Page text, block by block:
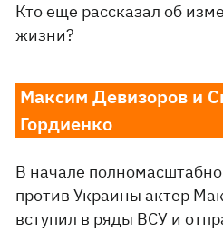
Кто еще рассказал об
жизни?
Максим Девизоров и
Гордиенко
В начале
против Украины актер
вступил в ряды ВСУ и